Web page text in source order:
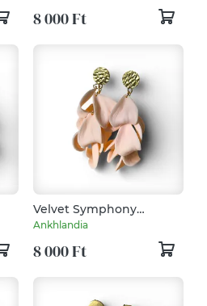
8 000 Ft
Velvet Symphony
fülbevaló Bőrszín
Ankhlandia
8 000 Ft